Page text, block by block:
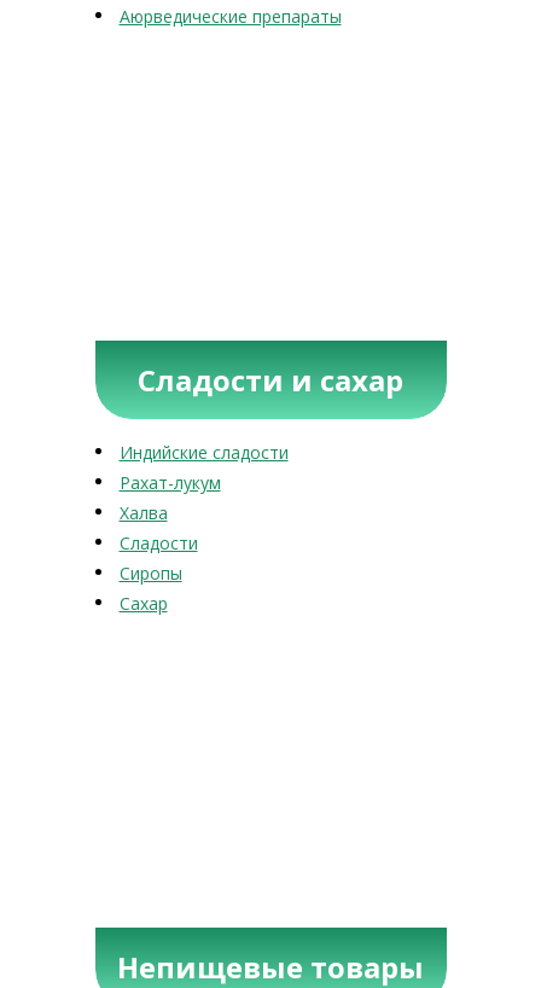
Аюрведические препараты
Сладости и сахар
Индийские сладости
Рахат-лукум
Халва
Сладости
Сиропы
Сахар
Непищевые товары